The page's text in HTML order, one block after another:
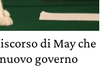
di May che
governo